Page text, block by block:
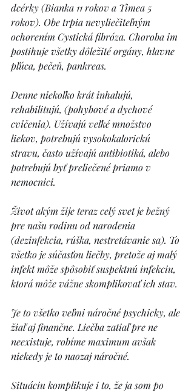
dcérky (Bianka 11 rokov a Timea 5
rokov). Obe trpia nevyliečiteľným
ochorením Cystická fibróza. Choroba im
postihuje všetky dôležité orgány, hlavne
pľúca, pečeň, pankreas.
Denne niekoľko krát inhalujú,
rehabilitujú, (pohybové a dychové
cvičenia). Užívajú veľké množstvo
liekov, potrebujú vysokokalorickú
stravu, často užívajú antibiotiká, alebo
potrebujú byť preliečené priamo v
nemocnici.
Život akým žije teraz celý svet je bežný
pre našu rodinu od narodenia
(dezinfekcia, rúška, nestretávanie sa). To
všetko je súčasťou liečby, pretože aj malý
infekt môže spôsobiť suspektnú infekciu,
ktorá môže vážne skomplikovať ich stav.
Je to všetko veľmi náročné psychicky, ale
žiaľ aj finančne. Liečba zatiaľ pre ne
neexistuje, robíme maximum avšak
niekedy je to naozaj náročné.
Situáciu komplikuje i to, že ja som po